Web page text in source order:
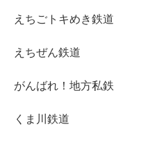
えちごトキめき鉄道
えちぜん鉄道
がんばれ！地方私鉄
くま川鉄道